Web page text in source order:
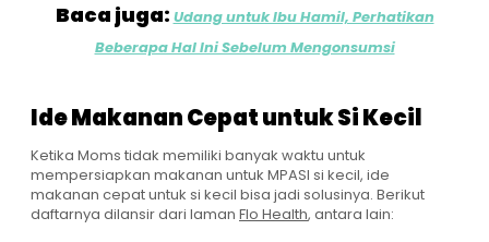
Baca juga: Udang untuk Ibu Hamil, Perhatikan
Beberapa Hal Ini Sebelum Mengonsumsi
Ide Makanan Cepat untuk Si Kecil
Ketika Moms tidak memiliki banyak waktu untuk
mempersiapkan makanan untuk MPASI si kecil, ide
makanan cepat untuk si kecil bisa jadi solusinya. Berikut
daftarnya dilansir dari laman Flo Health, antara lain: